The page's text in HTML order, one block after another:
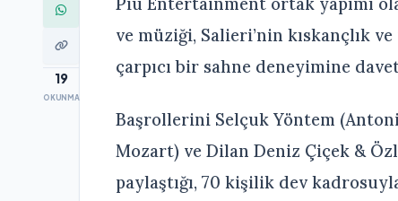
19
OKUNMA
ve müziği, Salieri’nin kıskançlık
çarpıcı bir sahne deneyimine
Başrollerini Selçuk Yöntem
Mozart) ve Dilan Deniz Çiçek &
paylaştığı, 70 kişilik dev